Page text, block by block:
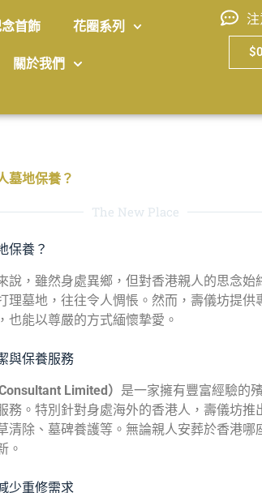
首飾 花圈系列
關於我們
$
墓地保養？
The New Place
保養？
說，雖然身處異鄉，但對香港親人的思念始
理墓地，往往令人惆悵。然而，壽儀坊提供
也能以尊嚴的方式緬懷摯愛。
與保養服務
Limited） 是一家擁有豐富經驗的
務。特別針對身處海外的香港人，壽儀坊推
清除、墓碑養護等。無論親人安葬於香港哪
。
少重修需求